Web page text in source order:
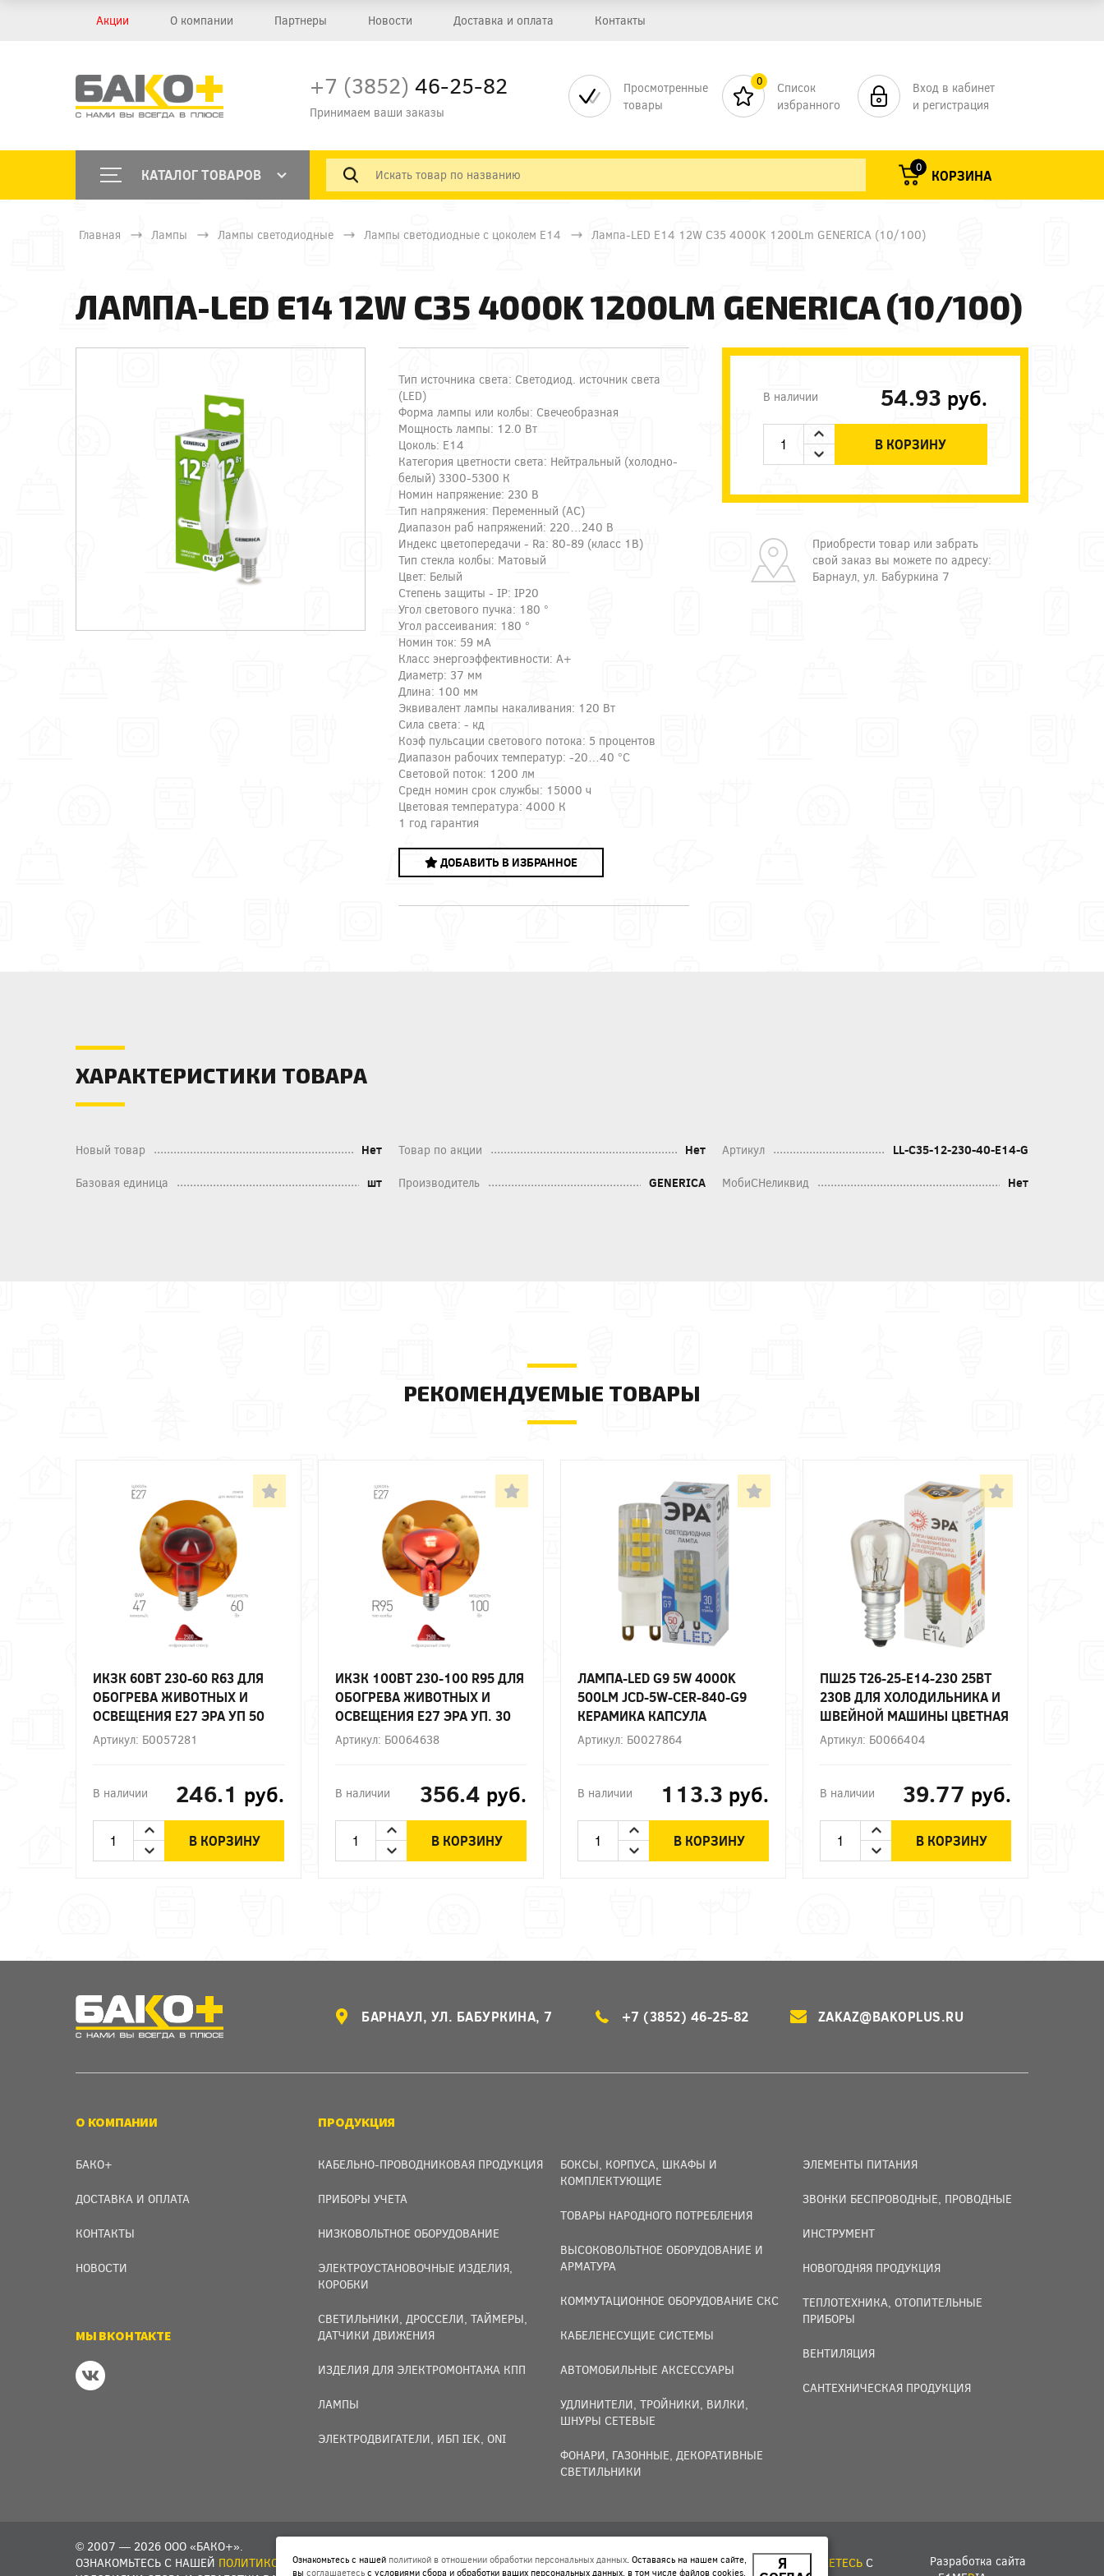
Акции О компании Партнеры Новости Доставка и оплата Контакты
+7 (3852) 46-25-82
Принимаем ваши заказы
Просмотренные
товары
0
Список
избранного
Вход в кабинет
и регистрация
КАТАЛОГ ТОВАРОВ 0 КОРЗИНА
Главная Лампы Лампы светодиодные Лампы светодиодные с цоколем Е14 Лампа-LED E14 12W C35 4000K 1200Lm GENERICA (10/100)
ЛАМПА-LED E14 12W C35 4000K 1200LM GENERICA (10/100)
Тип источника света: Светодиод. источник света
(LED)
Форма лампы или колбы: Свечеобразная
Мощность лампы: 12.0 Вт
Цоколь: E14
Категория цветности света: Нейтральный (холодно-
белый) 3300-5300 К
Номин напряжение: 230 В
Тип напряжения: Переменный (AC)
Диапазон раб напряжений: 220…240 В
Индекс цветопередачи - Ra: 80-89 (класс 1B)
Тип стекла колбы: Матовый
Цвет: Белый
Степень защиты - IP: IP20
Угол светового пучка: 180 °
Угол рассеивания: 180 °
Номин ток: 59 мА
Класс энергоэффективности: A+
Диаметр: 37 мм
Длина: 100 мм
Эквивалент лампы накаливания: 120 Вт
Сила света: - кд
Коэф пульсации светового потока: 5 процентов
Диапазон рабочих температур: -20…40 °C
Световой поток: 1200 лм
Средн номин срок службы: 15000 ч
Цветовая температура: 4000 К
1 год гарантия
ДОБАВИТЬ В ИЗБРАННОЕ
В наличии 54.93 руб.
В КОРЗИНУ
Приобрести товар или забрать
свой заказ вы можете по адресу:
Барнаул, ул. Бабуркина 7
ХАРАКТЕРИСТИКИ ТОВАРА
Новый товар Нет Товар по акции Нет Артикул LL-C35-12-230-40-E14-G
Базовая единица шт Производитель GENERICA МобиСНеликвид Нет
РЕКОМЕНДУЕМЫЕ ТОВАРЫ
ИКЗК 60ВТ 230-60 R63 ДЛЯ
ОБОГРЕВА ЖИВОТНЫХ И
ОСВЕЩЕНИЯ Е27 ЭРА УП 50
Артикул: Б0057281
В наличии 246.1 руб.
В КОРЗИНУ
ИКЗК 100ВТ 230-100 R95 ДЛЯ
ОБОГРЕВА ЖИВОТНЫХ И
ОСВЕЩЕНИЯ Е27 ЭРА УП. 30
Артикул: Б0064638
В наличии 356.4 руб.
В КОРЗИНУ
ЛАМПА-LED G9 5W 4000K
500LM JCD-5W-CER-840-G9
КЕРАМИКА КАПСУЛА
НЕЙТРАЛЬНЫЙ БЕЛЫЙ СВЕТ
Артикул: Б0027864
В наличии 113.3 руб.
В КОРЗИНУ
ПШ25 T26-25-E14-230 25ВТ
230В ДЛЯ ХОЛОДИЛЬНИКА И
ШВЕЙНОЙ МАШИНЫ ЦВЕТНАЯ
КОРОБКА Е14 ЭРА
Артикул: Б0066404
В наличии 39.77 руб.
В КОРЗИНУ
БАРНАУЛ, УЛ. БАБУРКИНА, 7 +7 (3852) 46-25-82 ZAKAZ@BAKOPLUS.RU
О КОМПАНИИ
БАКО+
ДОСТАВКА И ОПЛАТА
КОНТАКТЫ
НОВОСТИ
МЫ ВКОНТАКТЕ
ПРОДУКЦИЯ
КАБЕЛЬНО-ПРОВОДНИКОВАЯ ПРОДУКЦИЯ
ПРИБОРЫ УЧЕТА
НИЗКОВОЛЬТНОЕ ОБОРУДОВАНИЕ
ЭЛЕКТРОУСТАНОВОЧНЫЕ ИЗДЕЛИЯ,
КОРОБКИ
СВЕТИЛЬНИКИ, ДРОССЕЛИ, ТАЙМЕРЫ,
ДАТЧИКИ ДВИЖЕНИЯ
ИЗДЕЛИЯ ДЛЯ ЭЛЕКТРОМОНТАЖА КПП
ЛАМПЫ
ЭЛЕКТРОДВИГАТЕЛИ, ИБП IEK, ONI
БОКСЫ, КОРПУСА, ШКАФЫ И
КОМПЛЕКТУЮЩИЕ
ТОВАРЫ НАРОДНОГО ПОТРЕБЛЕНИЯ
ВЫСОКОВОЛЬТНОЕ ОБОРУДОВАНИЕ И
АРМАТУРА
КОММУТАЦИОННОЕ ОБОРУДОВАНИЕ СКС
КАБЕЛЕНЕСУЩИЕ СИСТЕМЫ
АВТОМОБИЛЬНЫЕ АКСЕССУАРЫ
УДЛИНИТЕЛИ, ТРОЙНИКИ, ВИЛКИ,
ШНУРЫ СЕТЕВЫЕ
ФОНАРИ, ГАЗОННЫЕ, ДЕКОРАТИВНЫЕ
СВЕТИЛЬНИКИ
ЭЛЕМЕНТЫ ПИТАНИЯ
ЗВОНКИ БЕСПРОВОДНЫЕ, ПРОВОДНЫЕ
ИНСТРУМЕНТ
НОВОГОДНЯЯ ПРОДУКЦИЯ
ТЕПЛОТЕХНИКА, ОТОПИТЕЛЬНЫЕ
ПРИБОРЫ
ВЕНТИЛЯЦИЯ
САНТЕХНИЧЕСКАЯ ПРОДУКЦИЯ
© 2007 — 2026 ООО «БАКО+».
ОЗНАКОМЬТЕСЬ С НАШЕЙ ПОЛИТИКОЙ В ОТНОШЕНИИ ОБРАБОТКИ ПЕРСОНАЛЬНЫХ ДАННЫХ. ОСТАВАЯСЬ НА НАШЕМ САЙТЕ, ВЫ СОГЛАШАЕТЕСЬ С
Разработка сайта
Ознакомьтесь с нашей политикой в отношении обработки персональных данных. Оставаясь на нашем сайте,
вы соглашаетесь с условиями сбора и обработки ваших персональных данных, в том числе файлов cookies. Я